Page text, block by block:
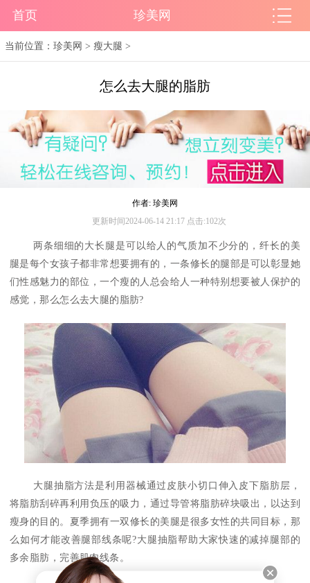
首页 珍美网
当前位置：珍美网 >瘦大腿 >
怎么去大腿的脂肪
作者: 珍美网
更新时间2024-06-14 21:17 点击:102次
两条细细的大长腿是可以给人的气质加不少分的，纤长的美
腿是每个女孩子都非常想要拥有的，一条修长的腿部是可以彰显她
们性感魅力的部位，一个瘦的人总会给人一种特别想要被人保护的
感觉，那么怎么去大腿的脂肪?
大腿抽脂方法是利用器械通过皮肤小切口伸入皮下脂肪层，
将脂肪刮碎再利用负压的吸力，通过导管将脂肪碎块吸出，以达到
瘦身的目的。夏季拥有一双修长的美腿是很多女性的共同目标，那
么如何才能改善腿部线条呢?大腿抽脂帮助大家快速的减掉腿部的
多余脂肪，完善肌肉线条。